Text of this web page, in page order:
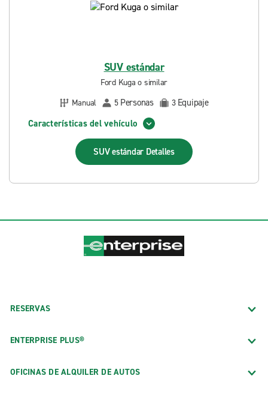
SUV estándar
Ford Kuga o similar
Manual
5 Personas 3 Equipaje
Características del vehículo
SUV estándar Detalles
RESERVAS
ENTERPRISE PLUS®
OFICINAS DE ALQUILER DE AUTOS